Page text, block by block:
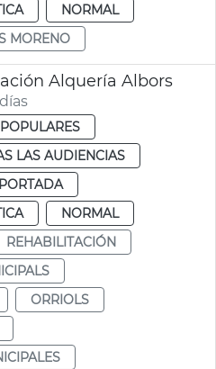
NORMAL
MORENO
Alquería Albors
LAS AUDIENCIAS
NORMAL
REHABILITACIÓN
ORRIOLS